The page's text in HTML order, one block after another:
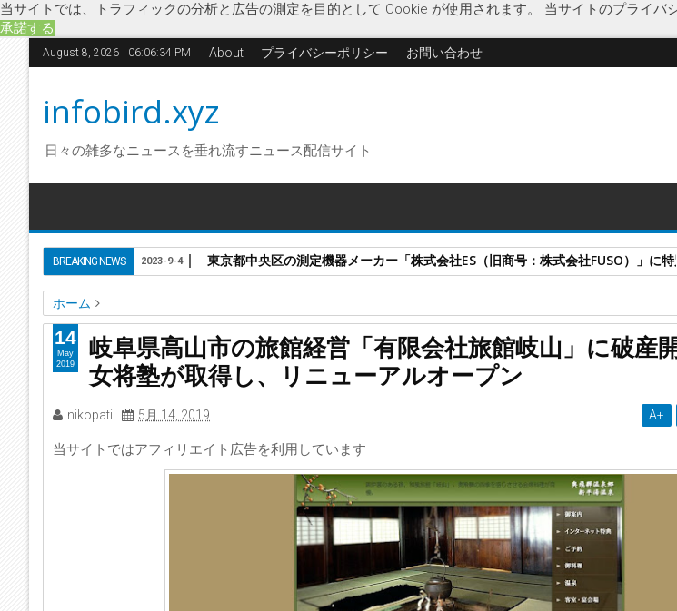
当サイトでは、トラフィックの分析と広告の測定を目的として Cookie が使用されます。 当サイトのプライバ
承諾する
August 8, 2026 06:06:34 PM About プライバシーポリシー お問い合わせ
infobird.xyz
日々の雑多なニュースを垂れ流すニュース配信サイト
BREAKING NEWS 東京都中央区の測定機器メーカー「株式会社ES（旧商号：株式会社FUSO）」に
2023-9-4
ホーム
企業破綻
岐阜県 経済 女将塾 新平湯温泉 旅館岐山 破産開始決定 旅館岐山 旅館経営
和風旅館
岐阜県高山市の旅館経営「有限会社旅館岐山」に破産開始決定 旅館は女将塾が取得し、リニューアルオー
岐阜県高山市の旅館経営「有限会社旅館岐山」に破
女将塾が取得し、リニューアルオープン
nikopati 5月 14, 2019 A+
当サイトではアフィリエイト広告を利用しています
14
May
2019